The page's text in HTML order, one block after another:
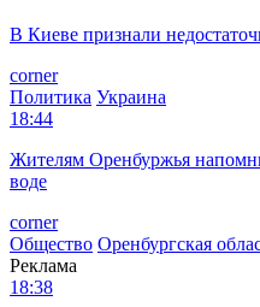
В Киеве признали
corner
Политика Украина
18:44
Жителям Оренбуржья
воде
corner
Общество Оренбургская
Реклама
18:38